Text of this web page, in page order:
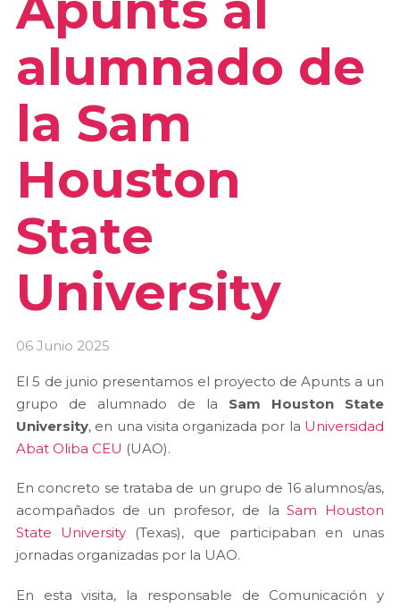
alumnado de
la Sam
Houston
State
University
06 Junio 2025
El 5 de junio presentamos el proyecto de Apunts a un
grupo de alumnado de la Sam Houston State
University, en una visita organizada por la Universidad
Abat Oliba CEU (UAO).
En concreto se trataba de un grupo de 16 alumnos/as,
acompañados de un profesor, de laSam Houston
State University (Texas), que participaban en unas
jornadas organizadas por la UAO.
En esta visita, la responsable de Comunicación y